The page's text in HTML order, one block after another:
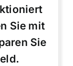
Sie mit
Sie